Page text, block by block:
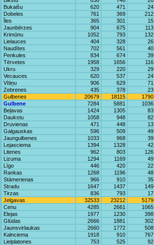
Bukaišu
620 471 24
Dobeles
761 369 212
Īles
365 301 15
Jaunbērzes
904 675 113
Krimūnu
1052 793 132
Lielauces
404 328 26
Naudītes
702 561 40
Penkules
834 674 39
Tērvetes
1958 1656 116
Ukru
329 220 29
Vecauces
620 537 24
Vītiņu
906 629 71
Zebrenes
435 378 23
Gulbenes
20679 18115 1790
Gulbene
7284 5881 1036
Beļavas
1424 1305 83
Daukstu
1058 948 82
Druvienas
471 448 13
Galgauskas
596 509 49
Jaungulbenes
1033 968 39
Lejasciema
1394 1328 42
Litenes
962 803 126
Lizuma
1294 1169 49
Līgo
446 420 22
Rankas
1268 1196 48
Stāmerienas
966 910 35
Stradu
1647 1437 149
Tirzas
836 793 17
Jelgavas
32533 23212 5179
Cenu
4285 2661 1065
Elejas
1977 1230 398
Glūdas
2666 1881 302
Jaunsvirlaukas
2660 1772 508
Kalnciema
1918 910 767
Lielplatones
753 525 92